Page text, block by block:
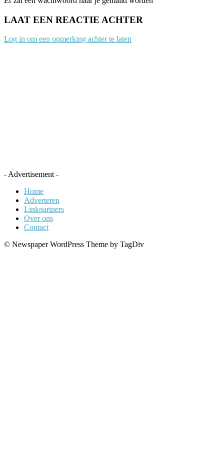
LAAT EEN REACTIE ACHTER
Log in om een opmerking achter te laten
- Advertisement -
Home
Adverteren
Linkpartners
Over ons
Contact
© Newspaper WordPress Theme by TagDiv